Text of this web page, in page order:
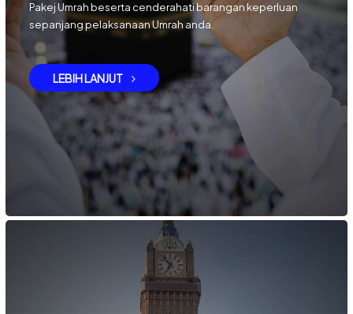
Pakej Umrah beserta cenderahati barangan keperluan
sepanjang pelaksanaan Umrah anda.
LEBIH LANJUT